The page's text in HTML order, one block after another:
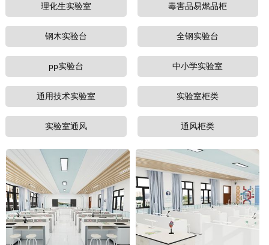
理化生实验室 毒害品易燃品柜
钢木实验台 全钢实验台
pp实验台 中小学实验室
通用技术实验室 实验室柜类
实验室通风 通风柜类